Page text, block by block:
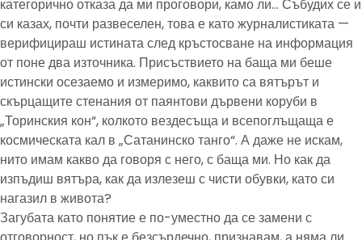
категорично отказа да ми проговори, камо ли… Събудих се и
си казах, почти развеселен, това е като журналистиката —
верифицираш истината след кръстосване на информация
от поне два източника. Присъствието на баща ми беше
истински осезаемо и измеримо, каквито са вятърът и
скърцащите стенания от паянтови дървени коруби в
„Торинския кон“, колкото вездесъща и всепоглъщаща е
космическата кал в „Сатанинско танго“. А даже не искам,
нито имам какво да говоря с него, с баща ми. Но как да
изпъдиш вятъра, как да излезеш с чисти обувки, като си
нагазил в живота?
Загубата като понятие е по-уместно да се замени с